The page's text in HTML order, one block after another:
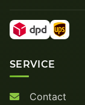
SERVICE
Contact